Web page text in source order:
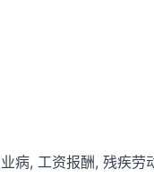
病, 工资报酬, 残疾劳